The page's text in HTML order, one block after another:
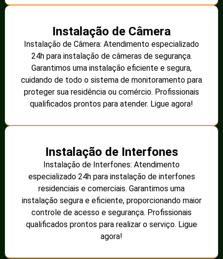
Instalação de Câmera
Instalação de Câmera: Atendimento especializado
24h para instalação de câmeras de segurança.
Garantimos uma instalação eficiente e segura,
cuidando de todo o sistema de monitoramento para
proteger sua residência ou comércio. Profissionais
qualificados prontos para atender. Ligue agora!
Instalação de Interfones
Instalação de Interfones: Atendimento
especializado 24h para instalação de interfones
residenciais e comerciais. Garantimos uma
instalação segura e eficiente, proporcionando maior
controle de acesso e segurança. Profissionais
qualificados prontos para realizar o serviço. Ligue
agora!